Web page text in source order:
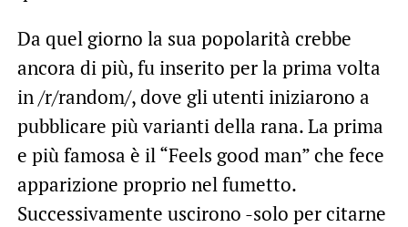
Da quel giorno la sua popolarità crebbe
ancora di più, fu inserito per la prima volta
in /r/random/, dove gli utenti iniziarono a
pubblicare più varianti della rana. La prima
e più famosa è il “Feels good man” che fece
apparizione proprio nel fumetto.
Successivamente uscirono -solo per citarne